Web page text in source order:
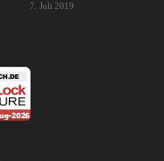
7. Juli 2019